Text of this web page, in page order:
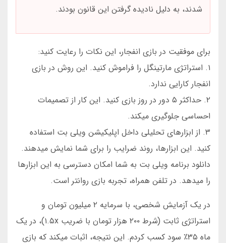
شدند، به دلیل نادیده گرفتن این قانون بودند.
برای موفقیت در بازی انفجار، این نکات را رعایت کنید:
۱. استراتژی مارتینگل را فراموش کنید. این روش در بازی
انفجار کارایی ندارد.
۲. حداکثر ۵ دور در روز بازی کنید. این کار از تصمیمات
احساسی جلوگیری میکند.
۳. از ابزارهای تحلیلی داخل اپلیکیشن ویلی بت استفاده
کنید. این ابزارها، روند ضرایب را برای شما نمایش میدهند.
دانلود برنامه ویلی بت به شما امکان دسترسی به این ابزارها
را میدهد. در تلفن همراه، تجربه بازی روانتر است.
در یک آزمایش شخصی، با سرمایه ۲ میلیون تومان و
استراتژی ثابت (شرط ۲۰۰ هزار تومان با ضریب ۱.۵x)، در یک
ماه ۳۵٪ سود کسب کردم. این نتیجه، اثبات میکند که بازی